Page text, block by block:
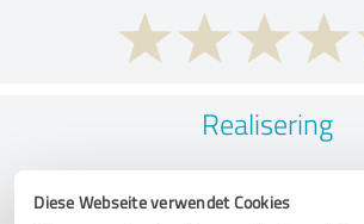
Diese Webseite verwendet Cookies
Realisering